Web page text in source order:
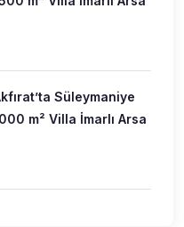
Süleymaniye
m² Villa İmarlı Arsa